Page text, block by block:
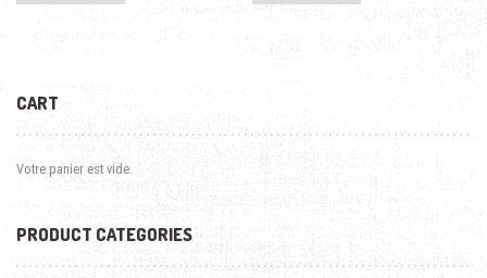
CART
Votre panier est vide.
PRODUCT CATEGORIES